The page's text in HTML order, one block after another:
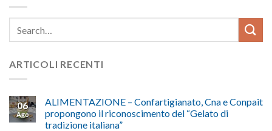
ARTICOLI RECENTI
06
Ago
ALIMENTAZIONE – Confartigianato, Cna e Conpait
propongono il riconoscimento del “Gelato di
tradizione italiana”